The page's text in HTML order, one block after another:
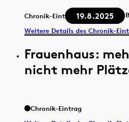
Chronik-Eintrag 19.8.2025
Weitere Details des Chronik-
Frauenhaus:
nicht mehr
Chronik-Eintrag